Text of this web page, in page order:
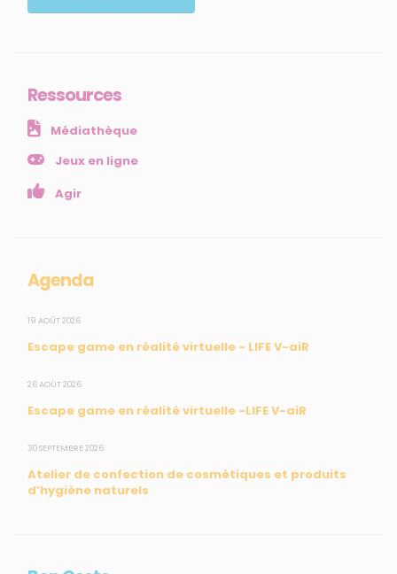
Ressources
Médiathèque
Jeux en ligne
Agir
Agenda
19 AOÛT 2026
Escape game en réalité virtuelle - LIFE V-aiR
26 AOÛT 2026
Escape game en réalité virtuelle -LIFE V-aiR
30 SEPTEMBRE 2026
Atelier de confection de cosmétiques et produits
d’hygiène naturels
Ressources et publications
NOS SERVICES
Presse
Mesures du réseau Sargasses
SUIVEZ-NOUS
CONTACT
31, rue du Pr. Raymond Garcin, 97200 Fort-de-France